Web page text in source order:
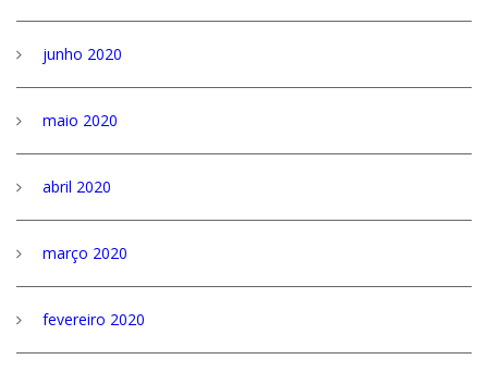
junho 2020
maio 2020
abril 2020
março 2020
fevereiro 2020